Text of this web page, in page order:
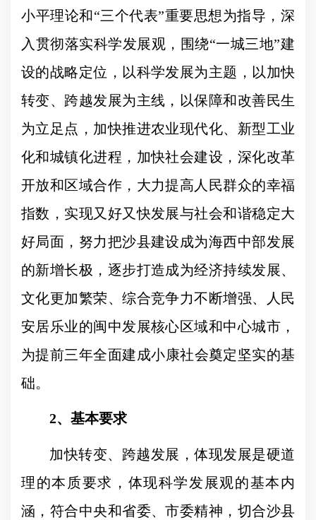
小平理论和“三个代表”重要思想为指导，深
入贯彻落实科学发展观，围绕“一城三地”建
设的战略定位，以科学发展为主题，以加快
转变、跨越发展为主线，以保障和改善民生
为立足点，加快推进农业现代化、新型工业
化和城镇化进程，加快社会建设，深化改革
开放和区域合作，大力提高人民群众的幸福
指数，实现又好又快发展与社会和谐稳定大
好局面，努力把沙县建设成为海西中部发展
的新增长极，逐步打造成为经济持续发展、
文化更加繁荣、综合竞争力不断增强、人民
安居乐业的闽中发展核心区域和中心城市，
为提前三年全面建成小康社会奠定坚实的基
础。
2、基本要求
加快转变、跨越发展，体现发展是硬道
理的本质要求，体现科学发展观的基本内
涵，符合中央和省委、市委精神，切合沙县